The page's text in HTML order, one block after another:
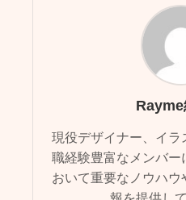
現役デザイナー、イ
職経験豊富なメンバー
おいて重要なノウハ